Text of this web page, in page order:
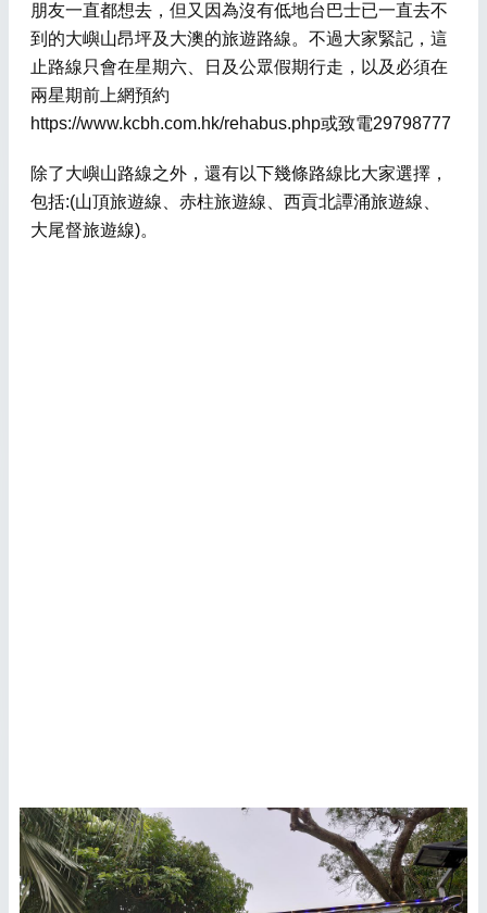
朋友一直都想去，但又因為沒有低地台巴士已一直去不
到的大嶼山昂坪及大澳的旅遊路線。不過大家緊記，這
止路線只會在星期六、日及公眾假期行走，以及必須在
兩星期前上網預約
https://www.kcbh.com.hk/rehabus.php或致電29798777
除了大嶼山路線之外，還有以下幾條路線比大家選擇，
包括:(山頂旅遊線、赤柱旅遊線、西貢北譚涌旅遊線、
大尾督旅遊線)。